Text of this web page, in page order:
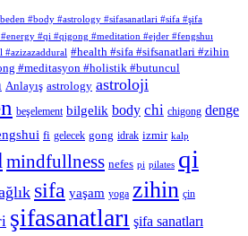
#body #astrology #sifasanatlari #sifa #şifa
#qi #qigong #meditation #ejder #fengshuı
#health #sifa #sifsanatlari #zihin
#meditasyon #holistik #butuncul
Anlayış astrology astroloji
beşelement bilgelik body chi chigong denge
fi gelecek gong idrak izmir kalp
mindfullness nefes pi pilates qi
sifa yaşam yoga zihin çin
şifasanatları şifa sanatları